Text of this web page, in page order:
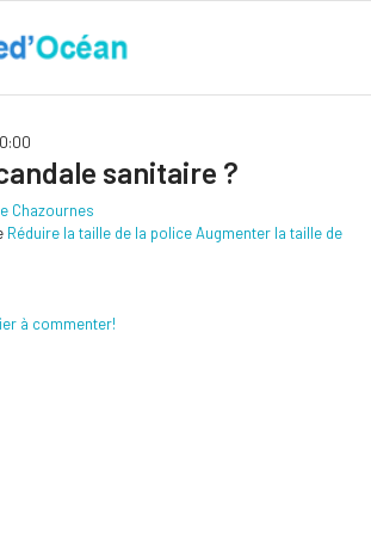
sanitaire ?
Chazournes
Réduire la taille de la policeAugmenter la taille de
à commenter!